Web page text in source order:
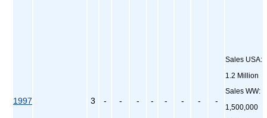
1997 3 - - - - - - - -
Sales USA:
1.2 Million
Sales WW:
1,500,000